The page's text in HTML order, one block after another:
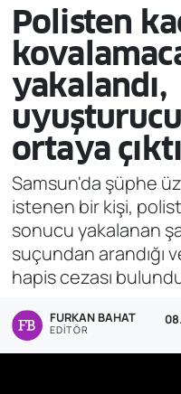
Polisten
yakalandı,
ortaya çıktı
Samsun'da şüphe
istenen bir kişi,
sonucu yakalanan
suçundan arandığı
hapis cezası
FURKAN BAHAT
EDITÖR
Asayiş
Bilim ve Teknoloji
Bölge
Dünya
Ekonomi
Genel
Özel Haber
Tüm Manşetler
Son Dakika
Haber Arşivi